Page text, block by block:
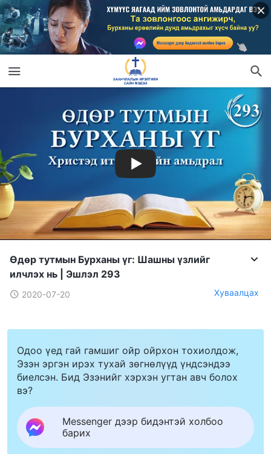
Өдөр тутмын Бурханы үг: Шашны үзлийг
илчлэх нь | Эшлэл 293
2020-07-20 Хуваалцах
Одоо үед гай гамшиг ойр ойрхон тохиолдож,
Эзэн эргэн ирэх тухай зөгнөлүүд үндсэндээ
биелсэн. Бид Эзэнийг хэрхэн угтан авч болох
вэ?
Messenger дээр бидэнтэй холбоо
барих